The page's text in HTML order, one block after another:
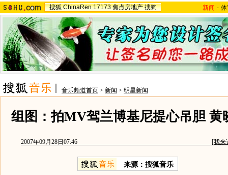
搜狐 ChinaRen 17173 焦点房地产 搜狗 新闻 -
音乐频道首页 > 新闻 > 明星新闻
组图：拍MV驾兰博基尼提心吊胆 黄
2007年09月28日07:46 [我来
来源：搜狐音乐